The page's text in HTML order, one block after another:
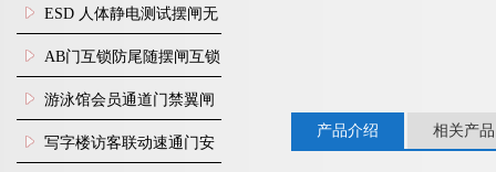
行通道闸门禁设备
ESD 人体静电测试摆闸无
尘车间防静电闸机
AB门互锁防尾随摆闸互锁
闸机
游泳馆会员通道门禁翼闸
写字楼访客联动速通门安
产品介绍 相关产品